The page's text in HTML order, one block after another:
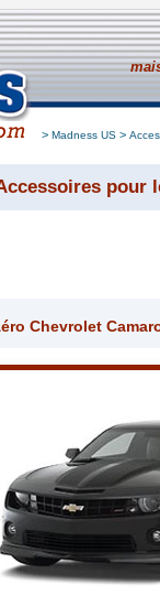
> Madness US >
pour
Chevrolet